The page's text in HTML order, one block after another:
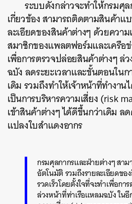
ระบบดังกล่าวจะทำให้กรมศุ
เกี่ยวข้อง สามารถติดตามสินค้าแ
ละเอียดของสินค้าต่างๆ ด้วยควา
สมาชิกของแพลตฟอร์มและเครือ
เพื่อการตรวจปล่อยสินค้าต่างๆ ล่
ฉบัง ลดระยะเวลาและขั้นตอนใน
เดิม รวมถึงทำให้เจ้าหน้าที่ทำงา
เป็นการบริหารความเสี่ยง (risk
เข้าสินค้าต่างๆ ได้ดีขึ้นกว่าเดิม ล
แปลงใบสำแดงอากร
กรมศุลกากรและฝ่ายต่างๆ สา
อัตโนมัติ รวมถึงรายละเอียดข
รวดเร็วโดยตั้งใจที่จะทำเพื่อก
ล่วงหน้าที่ท่าเรือแหลมฉบัง ใน